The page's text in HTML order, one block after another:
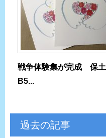
戦争体験集が完成 保土
B5...
過去の記事